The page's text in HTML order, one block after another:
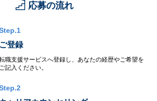
応募の流れ
ご登録
職支援サービスへ登録し、あなたの経歴やご希望を
ご記入ください。